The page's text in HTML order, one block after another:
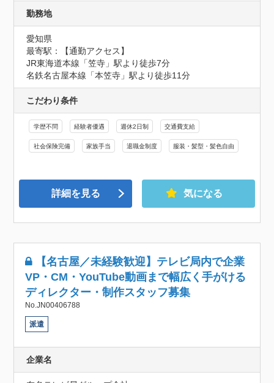
勤務地
愛知県
最寄駅：【通勤アクセス】
JR東海道本線「笠寺」駅より徒歩7分
名鉄名古屋本線「本笠寺」駅より徒歩11分
こだわり条件
学歴不問 経験者優遇 週休2日制 交通費支給
社会保険完備 家族手当 退職金制度 服装・髪型・髪色自由
詳細を見る 気になる
【名古屋／未経験歓迎】テレビ局内で企業
VP・CM・YouTube動画まで幅広く手がける
ディレクター・制作スタッフ募集
No.JN00406788
派遣
企業名